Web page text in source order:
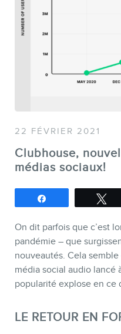
Formations
Audits web
22 FÉVRIER 2021
Clubhouse,
médias sociaux!
On dit parfois que c’est
pandémie – que
nouveautés. Cela
média social audio lancé
popularité explose en ce
LE RETOUR EN